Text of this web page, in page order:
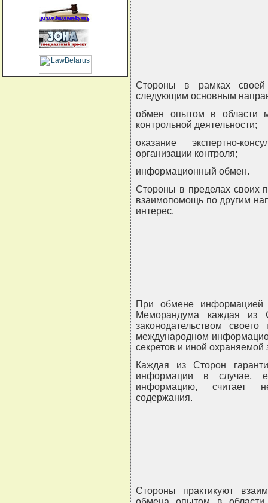
Стороны в рамках своей
следующим основным
обмен опытом в области
контрольной деятельности;
оказание экспертно-
организации контроля;
информационный обмен.
Стороны в пределах своих
взаимопомощь по другим
интерес.
При обмене информацией
Меморандума каждая из
законодательством
международном
секретов и иной охраняемой
Каждая из Сторон
информации в случае,
информацию, считает
содержания.
Стороны практикуют